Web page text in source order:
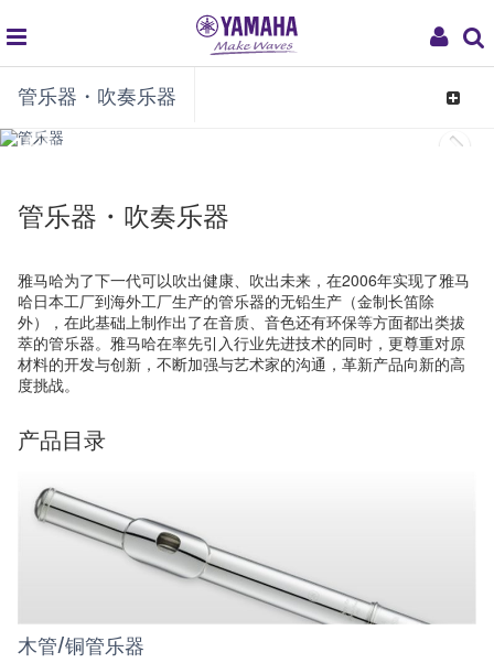
My
global
navigation
管乐器・吹奏乐器
Toggle
管乐器・吹奏乐器
雅马哈为了下一代可以吹出健康、吹出未来，在2006年实现了雅马
哈日本工厂到海外工厂生产的管乐器的无铅生产（金制长笛除
外），在此基础上制作出了在音质、音色还有环保等方面都出类拔
萃的管乐器。雅马哈在率先引入行业先进技术的同时，更尊重对原
材料的开发与创新，不断加强与艺术家的沟通，革新产品向新的高
度挑战。
产品目录
木管/铜管乐器